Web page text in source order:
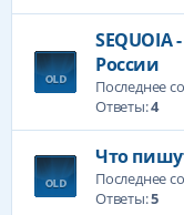
России
Последнее
Ответы:4
Что
Последнее
Ответы:5